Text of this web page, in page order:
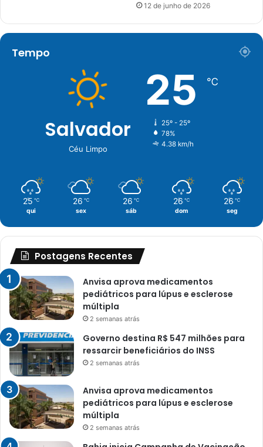
12 de junho de 2026
Tempo
Salvador
Céu Limpo
25 ℃
25º - 25º
78%
4.38 km/h
25 ℃
qui
26 ℃
sex
26 ℃
sáb
26 ℃
dom
26 ℃
seg
Postagens Recentes
Anvisa aprova medicamentos
pediátricos para lúpus e esclerose
múltipla
2 semanas atrás
Governo destina R$ 547 milhões para
ressarcir beneficiários do INSS
2 semanas atrás
Anvisa aprova medicamentos
pediátricos para lúpus e esclerose
múltipla
2 semanas atrás